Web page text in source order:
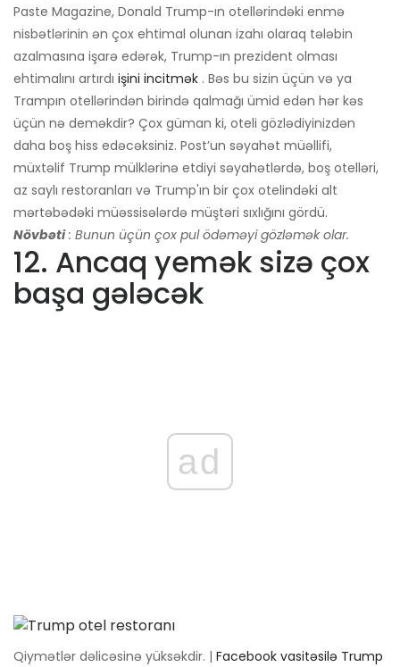
Paste Magazine, Donald Trump-ın otellərindəki enmə
nisbətlərinin ən çox ehtimal olunan izahı olaraq tələbin
azalmasına işarə edərək, Trump-ın prezident olması
ehtimalını artırdı işini incitmək . Bəs bu sizin üçün və ya
Trampın otellərindən birində qalmağı ümid edən hər kəs
üçün nə deməkdir? Çox güman ki, oteli gözlədiyinizdən
daha boş hiss edəcəksiniz. Post’un səyahət müəllifi,
müxtəlif Trump mülklərinə etdiyi səyahətlərdə, boş otelləri,
az saylı restoranları və Trump'ın bir çox otelindəki alt
mərtəbədəki müəssisələrdə müştəri sıxlığını gördü.
Növbəti : Bunun üçün çox pul ödəməyi gözləmək olar.
12. Ancaq yemək sizə çox
başa gələcək
ad
Qiymətlər dəlicəsinə yüksəkdir. | Facebook vasitəsilə Trump